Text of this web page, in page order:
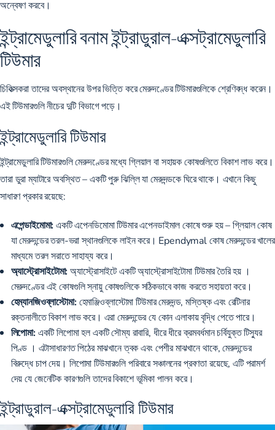
অন্বেষণ করবে।
ইন্ট্রামেডুলারি বনাম ইন্ট্রাডুরাল-এক্সট্রামেডুলারি
টিউমার
চিকিত্সকরা তাদের অবস্থানের উপর ভিত্তি করে মেরুদণ্ডের টিউমারগুলিকে শ্রেণিবদ্ধ করেন।
এই টিউমারগুলি নীচের দুটি বিভাগে পড়ে।
ইন্ট্রামেডুলারি টিউমার
ইন্ট্রামেডুলারি টিউমারগুলি মেরুদণ্ডের মধ্যে গ্লিয়াল বা সহায়ক কোষগুলিতে বিকাশ লাভ করে।
তারাডুরা ম্যাটারেঅবস্থিত – একটি পুরু ঝিল্লি যা মেরুদন্ডকে ঘিরে থাকে। এখানে কিছু
সাধারণ প্রকার রয়েছে:
এপেন্ডাইমোমা:একটিএপেনডিমোমা টিউমার এপেনডাইমাল কোষে শুরু হয়– গ্লিয়াল কোষ
যা মেরুদন্ডের তরল-ভরা স্থানগুলিকে লাইন করে। Ependymal কোষ মেরুদন্ডের খালের
মাধ্যমে তরল সরাতে সাহায্য করে।
অ্যাস্ট্রোসাইটোমা:অ্যাস্ট্রোসাইটে একটি অ্যাস্ট্রোসাইটোমা টিউমার তৈরি হয় ।
মেরুদণ্ডের এই কোষগুলি স্নায়ু কোষগুলিকে সঠিকভাবে কাজ করতে সহায়তা করে।
হেম্যানজিওব্লাস্টোমা: হেমাঞ্জিওব্লাস্টোমা টিউমারমেরুদন্ড, মস্তিষ্ক এবং রেটিনার
রক্তনালীতে বিকাশ লাভ করে। এরা মেরুদন্ডের যে কোন এলাকায় বৃদ্ধি পেতে পারে।
লিপোমা:একটি লিপোমা হল একটি সৌম্য রাবারি, ধীরে ধীরে ক্রমবর্ধমান চর্বিযুক্ত টিস্যুর
পিণ্ড । এটাসাধারণত পিঠের মাঝখানে ত্বক এবং পেশীর মাঝখানে থাকে, মেরুদন্ডের
বিরুদ্ধে চাপ দেয়। লিপোমা টিউমারগুলি পরিবারে সঞ্চালনের প্রবণতা রয়েছে, এটি পরামর্শ
দেয় যে জেনেটিক কারণগুলি তাদের বিকাশে ভূমিকা পালন করে।
ইন্ট্রাডুরাল-এক্সট্রামেডুলারি টিউমার